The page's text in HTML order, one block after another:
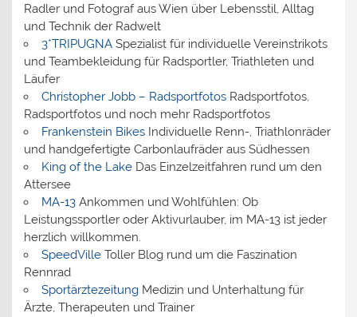
Radler und Fotograf aus Wien über Lebensstil, Alltag
und Technik der Radwelt
3*TRIPUGNASpezialist für individuelle Vereinstrikots
und Teambekleidung für Radsportler, Triathleten und
Läufer
Christopher Jobb – RadsportfotosRadsportfotos,
Radsportfotos und noch mehr Radsportfotos
Frankenstein BikesIndividuelle Renn-, Triathlonräder
und handgefertigte Carbonlaufräder aus Südhessen
King of the LakeDas Einzelzeitfahren rund um den
Attersee
MA-13Ankommen und Wohlfühlen: Ob
Leistungssportler oder Aktivurlauber, im MA-13 ist jeder
herzlich willkommen.
SpeedVilleToller Blog rund um die Faszination
Rennrad
SportärztezeitungMedizin und Unterhaltung für
Ärzte, Therapeuten und Trainer